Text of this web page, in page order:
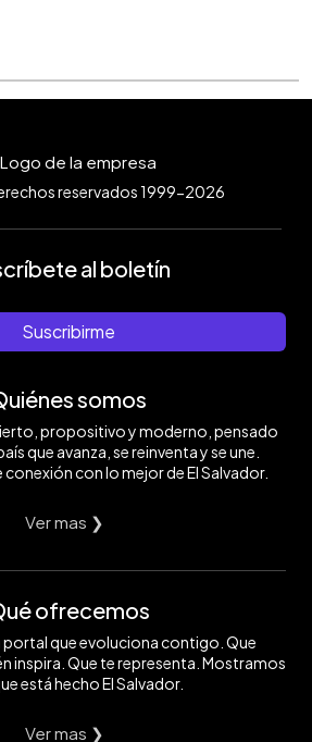
reservados 1999-2026
al boletín
Suscribirme
somos
propositivo y moderno, pensado
que avanza, se reinventa y se une.
con lo mejor de El Salvador.
Ver mas ❯
ofrecemos
portal que evoluciona contigo. Que
inspira. Que te representa. Mostramos
está hecho El Salvador.
Ver mas ❯